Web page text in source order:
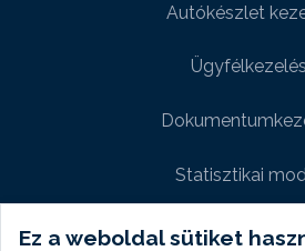
Ez a weboldal sütiket
Autókészlet
Ügyfélkezelés
Statisztikai
Weboldal